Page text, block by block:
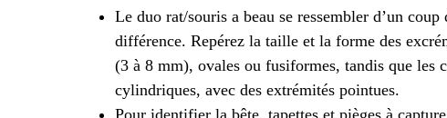
Le duo rat/souris a beau se ressembler d’un
différence. Repérez la taille et la forme des
(3 à 8 mm), ovales ou fusiformes, tandis que les
cylindriques, avec des extrémités pointues.